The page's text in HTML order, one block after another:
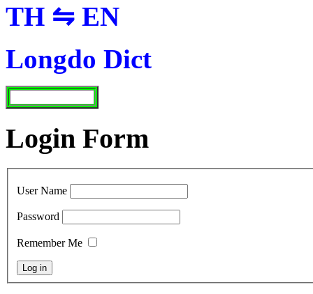
TH ⇋ EN
Longdo Dict
Login Form
User Name
Password
Remember Me